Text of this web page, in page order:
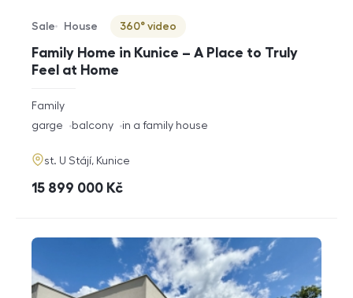
Family Home in Kunice – A Place to Truly
Feel at Home
Offer type
Sale
Property type
House
Virtuální prohlídka
360° video
rozměry
disposition
Family
funkce
garge balcony in a family house
adresa
st. U Stájí, Kunice
cena
15 899 000 Kč